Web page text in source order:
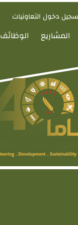
دخول التعاونيات
المشاريع الوظائف